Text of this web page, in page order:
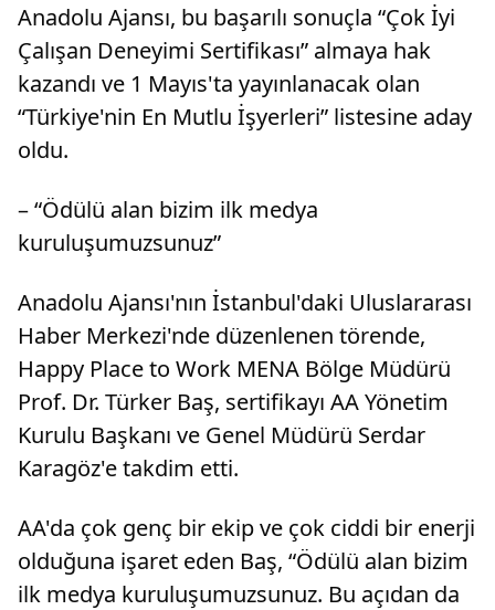
bulunmaktan mutluluk duyduğ...
Anadolu Ajansı, bu başarılı sonuçla “Çok İyi
Çalışan Deneyimi Sertifikası” almaya hak
kazandı ve 1 Mayıs'ta yayınlanacak olan
“Türkiye'nin En Mutlu İşyerleri” listesine aday
oldu.
– “Ödülü alan bizim ilk medya
kuruluşumuzsunuz”
Anadolu Ajansı'nın İstanbul'daki Uluslararası
Haber Merkezi'nde düzenlenen törende,
Happy Place to Work MENA Bölge Müdürü
Prof. Dr. Türker Baş, sertifikayı AA Yönetim
Kurulu Başkanı ve Genel Müdürü Serdar
Karagöz'e takdim etti.
AA'da çok genç bir ekip ve çok ciddi bir enerji
olduğuna işaret eden Baş, “Ödülü alan bizim
ilk medya kuruluşumuzsunuz. Bu açıdan da